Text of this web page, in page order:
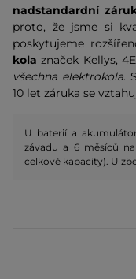
nadstandardní
proto, že jsme si
poskytujeme
kola značek Kellys,
všechna elektrokola.
10 let záruka se
U baterií a
závadu a 6 měsíců
celkové kapacity). U